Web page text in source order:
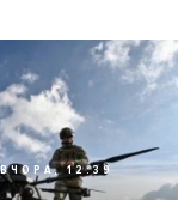
ВЧОРА, 12:39